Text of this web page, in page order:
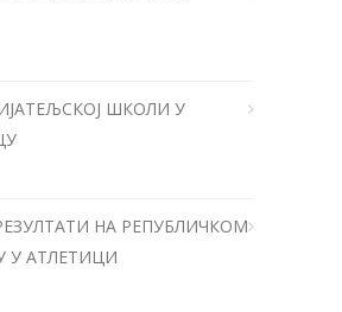
ШКОЛИ У
НА РЕПУБЛИЧКОМ
У АТЛЕТИЦИ